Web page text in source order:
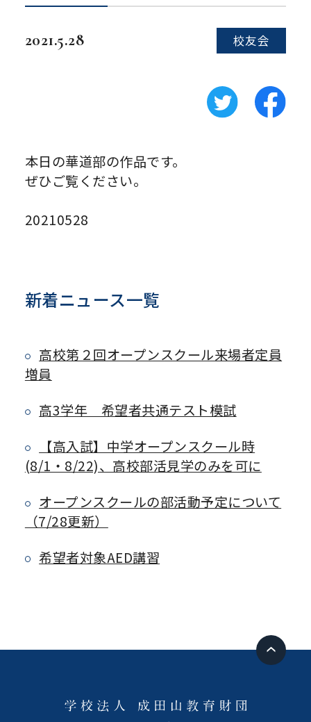
2021.5.28 校友会
本日の華道部の作品です。
ぜひご覧ください。
20210528
新着ニュース一覧
高校第２回オープンスクール来場者定員
増員
高3学年 希望者共通テスト模試
【高入試】中学オープンスクール時
(8/1・8/22)、高校部活見学のみを可に
オープンスクールの部活動予定について
（7/28更新）
希望者対象AED講習